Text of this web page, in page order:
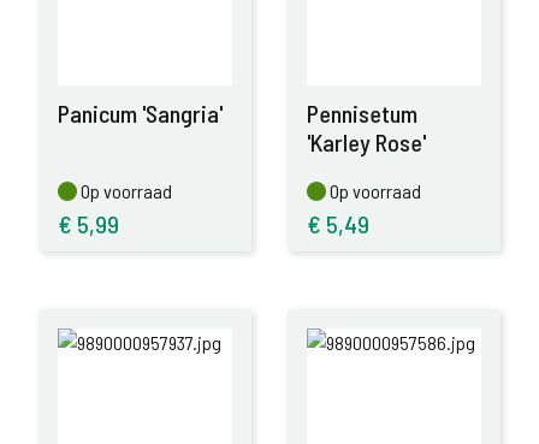
Panicum 'Sangria'
Op voorraad
Op voorraad
€ 5,99
Pennisetum
'Karley Rose'
Op voorraad
Op voorraad
€ 5,49